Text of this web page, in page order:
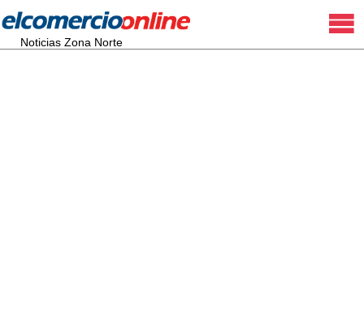
Noticias Zona Norte